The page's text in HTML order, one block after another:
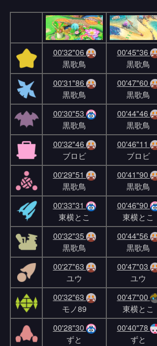
00'32"06
黒歌鳥
00'45"36
黒歌鳥
00'31"86
黒歌鳥
00'47"60
黒歌鳥
00'30"53
黒歌鳥
00'44"46
黒歌鳥
00'32"46
ブロビ
00'46"11
ブロビ
00'29"51
黒歌鳥
00'41"90
黒歌鳥
00'33"31
東横とこ
00'46"90
東横とこ
00'32"35
黒歌鳥
00'44"56
黒歌鳥
00'27"63
ユウ
00'47"03
ユウ
00'32"63
モノ89
00'47"00
東横とこ
00'28"30
ずと
00'40"78
ずと